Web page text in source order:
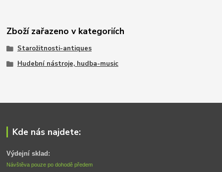
Zboží zařazeno v kategoriích
Starožitnosti-antiques
Hudební nástroje, hudba-music
Kde nás najdete:
Výdejní sklad:
Návštěva pouze po dohodě předem